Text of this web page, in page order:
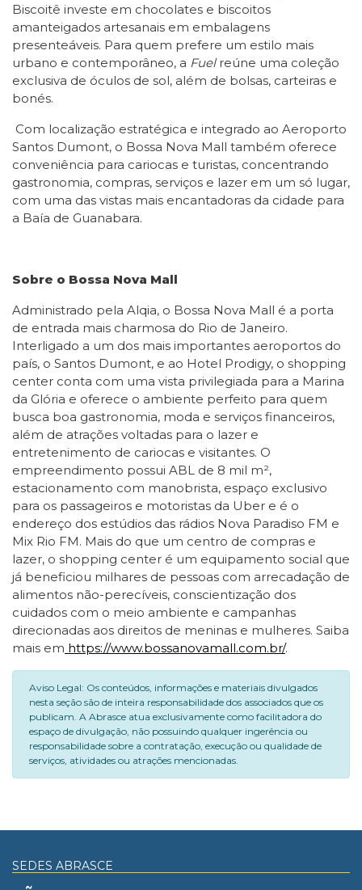
Biscoitê investe em chocolates e biscoitos
amanteigados artesanais em embalagens
presenteáveis. Para quem prefere um estilo mais
urbano e contemporâneo, a Fuelreúne uma coleção
exclusiva de óculos de sol, além de bolsas, carteiras e
bonés.
Com localização estratégica e integrado ao Aeroporto
Santos Dumont, o Bossa Nova Mall também oferece
conveniência para cariocas e turistas, concentrando
gastronomia, compras, serviços e lazer em um só lugar,
com uma das vistas mais encantadoras da cidade para
a Baía de Guanabara.
Sobre o Bossa Nova Mall
Administrado pela Alqia, o Bossa Nova Mall é a porta
de entrada mais charmosa do Rio de Janeiro.
Interligado a um dos mais importantes aeroportos do
país, o Santos Dumont, e ao Hotel Prodigy, o shopping
center conta com uma vista privilegiada para a Marina
da Glória e oferece o ambiente perfeito para quem
busca boa gastronomia, moda e serviços financeiros,
além de atrações voltadas para o lazer e
entretenimento de cariocas e visitantes. O
empreendimento possui ABL de 8 mil m²,
estacionamento com manobrista, espaço exclusivo
para os passageiros e motoristas da Uber e é o
endereço dos estúdios das rádios Nova Paradiso FM e
Mix Rio FM. Mais do que um centro de compras e
lazer, o shopping center é um equipamento social que
já beneficiou milhares de pessoas com arrecadação de
alimentos não-perecíveis, conscientização dos
cuidados com o meio ambiente e campanhas
direcionadas aos direitos de meninas e mulheres. Saiba
mais em https://www.bossanovamall.com.br/.
Aviso Legal: Os conteúdos, informações e materiais divulgados
nesta seção são de inteira responsabilidade dos associados que os
publicam. A Abrasce atua exclusivamente como facilitadora do
espaço de divulgação, não possuindo qualquer ingerência ou
responsabilidade sobre a contratação, execução ou qualidade de
serviços, atividades ou atrações mencionadas.
SEDES ABRASCE